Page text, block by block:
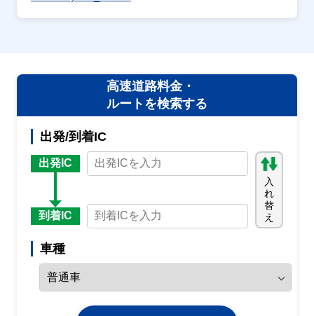
高速道路料金・
ルートを検索する
出発/到着IC
出発IC
到着IC
入
れ
替
え
車種